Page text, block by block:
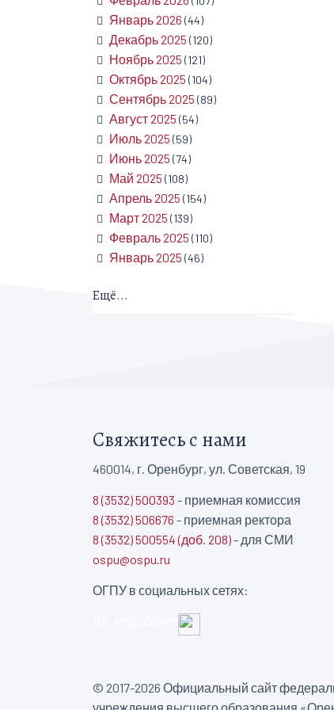
Январь 2026 (44)
Декабрь 2025 (120)
Ноябрь 2025 (121)
Октябрь 2025 (104)
Сентябрь 2025 (89)
Август 2025 (54)
Июль 2025 (59)
Июнь 2025 (74)
Май 2025 (108)
Апрель 2025 (154)
Март 2025 (139)
Февраль 2025 (110)
Январь 2025 (46)
Ещё...
Свяжитесь с нами
460014, г. Оренбург, ул. Советская, 19
8 (3532) 500393 - приемная комиссия
8 (3532) 506676 - приемная ректора
8 (3532) 500554 (доб. 208)- для СМИ
ospu@ospu.ru
ОГПУ в социальных сетях:
© 2017-2026 Официальный сайт